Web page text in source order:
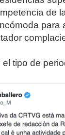
de
para
tipo de